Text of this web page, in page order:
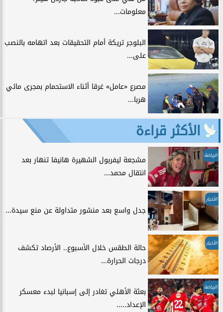
معلومات...
البلوجر تريكة أمام التحقيقات بعد اتهامه بالنصب
على...
مصرع «عامل» غرقا أثناء الاستحمام بمجرى مائي
هربا...
الأكثر قراءة
الرياضة
مشجعة ليفربول الشهيرة هانيفا تنهار بعد
انتقال محمد...
الأخبار
جدل واسع بعد منشور متداولة عن منع سيدة...
الأخبار
حالة الطقس خلال الأسبوع.. الأرصاد تكشف
درجات الحرارة...
الرياضة
بعثة الأهلي تغادر إلى إسبانيا لبدء معسكر
الإعداد.....